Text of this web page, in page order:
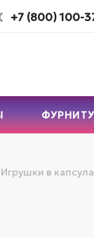
+7 (800) 100-
Игрушки в